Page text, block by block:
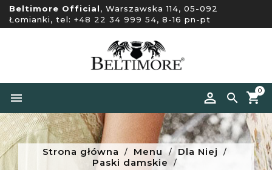
Beltimore Official, Warszawska 114, 05-092
Łomianki, tel: +48 22 34 999 54, 8-16 pn-pt


0
Strona główna Menu
Dla Niej
Paski damskie